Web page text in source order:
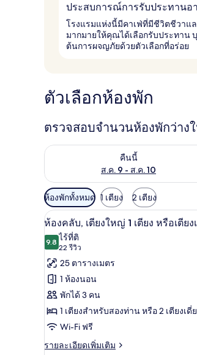
ประสบการณ์การรับประทานอ
โรงแรมแห่งนี้มีคาเฟ่ที่มีชีวิตชีวาแ
มากมายให้คุณได้เลือกรับประทาน
ต้นการผจญภัยด้วยตัวเลือกที่อร่อย
ตัวเลือกห้องพัก
ตรวจสอบจำนวนห้องพักว่าง
คืนนี้
ส.ค. 9 - ส.ค. 10
ตรวจสอบจำนวนห้องพักว่างในคืนนี้
ตัว
กรอง
ที่
มี
ให้
สำหรับ
ห้อง
พัก
ห้องพักทั้งหมด 1 เตียง 2 เตียง
เปิด
ภาพถ่าย
ทั้งหมด
ของ
ห้อง
คลับ,
เตียง
ใหญ่
ห้องคลับ,
4
ห้องคลับ, เตียงใหญ่ 1 เตียง หรือเตียง
9.89.8 จาก 10
ไร้ที่ติ
22 รีวิว
(22
รีวิว)
25 ตารางเมตร
1 ห้องนอน
พักได้ 3 คน
1 เตียงสำหรับสองท่าน หรือ 2 เตียงเดี่
Wi-Fi ฟรี
รายละเอียดเพิ่มเติม
ราย